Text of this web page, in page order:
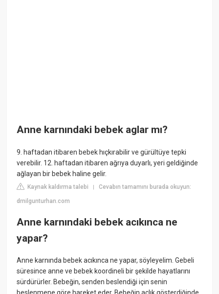
Anne karnındaki bebek aglar mı?
9. haftadan itibaren bebek hıçkırabilir ve gürültüye tepki
verebilir. 12. haftadan itibaren ağrıya duyarlı, yeri geldiğinde
ağlayan bir bebek haline gelir.
Kaynak kaldırma talebi |Cevabın tamamını burada okuyun:
drnilgunturhan.com
Anne karnındaki bebek acıkınca ne
yapar?
Anne karnında bebek acıkınca ne yapar, söyleyelim. Gebeli
süresince anne ve bebek koordineli bir şekilde hayatlarını
sürdürürler. Bebeğin, senden beslendiği için senin